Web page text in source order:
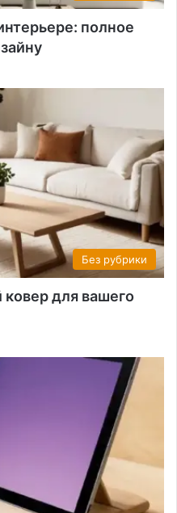
полное
Без рубрики
для вашего